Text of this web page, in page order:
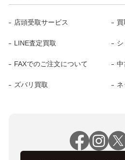
店頭受取サービス
LINE査定買取
FAXでのご注文について 中
ズバリ買取